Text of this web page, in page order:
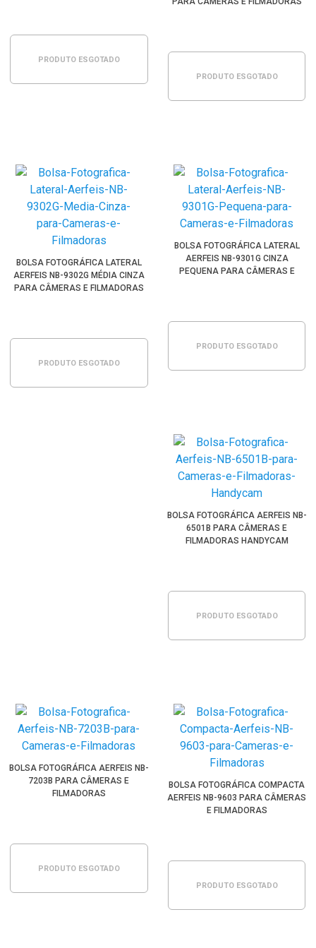
PRODUTO ESGOTADO
PRODUTO ESGOTADO
BOLSA FOTOGRÁFICA LATERAL
AERFEIS NB-9302G MÉDIA CINZA
PARA CÂMERAS E FILMADORAS
PRODUTO ESGOTADO
BOLSA FOTOGRÁFICA LATERAL
AERFEIS NB-9301G CINZA
PEQUENA PARA CÂMERAS E
PRODUTO ESGOTADO
BOLSA FOTOGRÁFICA AERFEIS NB-
6501B PARA CÂMERAS E
FILMADORAS HANDYCAM
PRODUTO ESGOTADO
BOLSA FOTOGRÁFICA AERFEIS NB-
7203B PARA CÂMERAS E
FILMADORAS
PRODUTO ESGOTADO
BOLSA FOTOGRÁFICA COMPACTA
AERFEIS NB-9603 PARA CÂMERAS
E FILMADORAS
PRODUTO ESGOTADO